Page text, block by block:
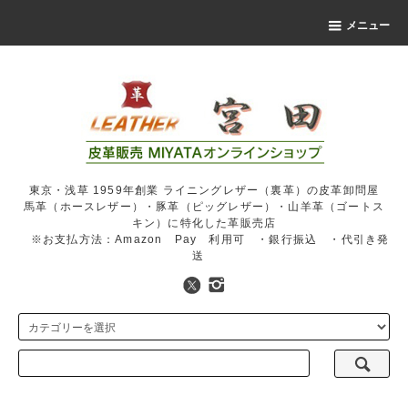
メニュー
東京・浅草 1959年創業 ライニングレザー（裏革）の皮革卸問屋
馬革（ホースレザー）・豚革（ピッグレザー）・山羊革（ゴートス
キン）に特化した革販売店
※お支払方法：Amazon Pay 利用可 ・銀行振込 ・代引き発
送